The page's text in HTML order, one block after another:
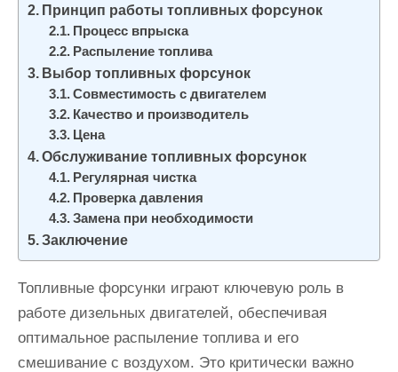
Принцип работы топливных форсунок
Процесс впрыска
Распыление топлива
Выбор топливных форсунок
Совместимость с двигателем
Качество и производитель
Цена
Обслуживание топливных форсунок
Регулярная чистка
Проверка давления
Замена при необходимости
Заключение
Топливные форсунки играют ключевую роль в
работе дизельных двигателей, обеспечивая
оптимальное распыление топлива и его
смешивание с воздухом. Это критически важно